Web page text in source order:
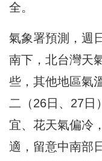
全。
氣象署預測，週
南下，北台灣天
些，其他地區氣
二（26日、27日
宜、花天氣偏冷
適，留意中南部